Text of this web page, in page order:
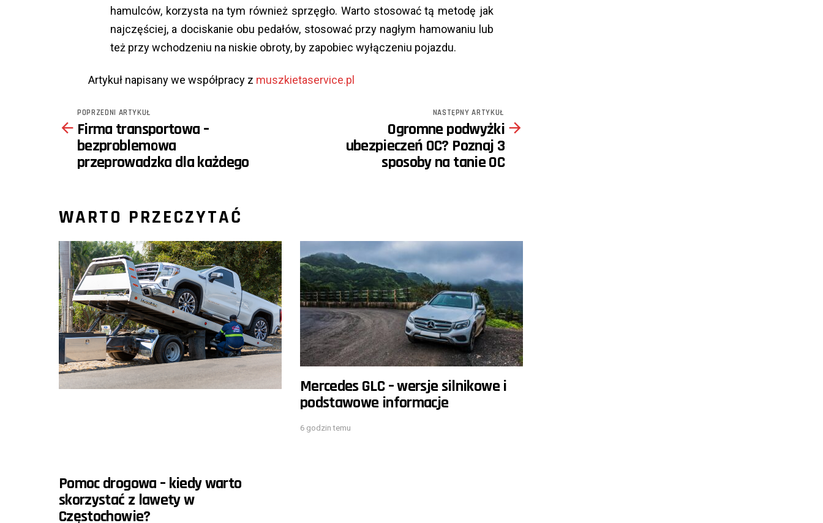
hamulców, korzysta na tym również sprzęgło. Warto stosować tą metodę jak
najczęściej, a dociskanie obu pedałów, stosować przy nagłym hamowaniu lub
też przy wchodzeniu na niskie obroty, by zapobiec wyłączeniu pojazdu.
Artykuł napisany we współpracy z muszkietaservice.pl
more
POPRZEDNI ARTYKUŁ
Firma transportowa –
bezproblemowa
przeprowadzka dla każdego
NASTĘPNY ARTYKUŁ
Ogromne podwyżki
ubezpieczeń OC? Poznaj 3
sposoby na tanie OC
WARTO PRZECZYTAĆ
Pomoc drogowa – kiedy warto
skorzystać z lawety w
Częstochowie?
Mercedes GLC – wersje silnikowe i
podstawowe informacje
6 godzin temu